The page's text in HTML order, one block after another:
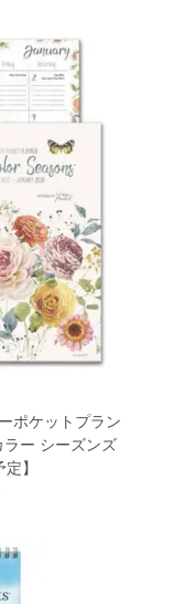
ポケットプラン
ー シーズンズ
】